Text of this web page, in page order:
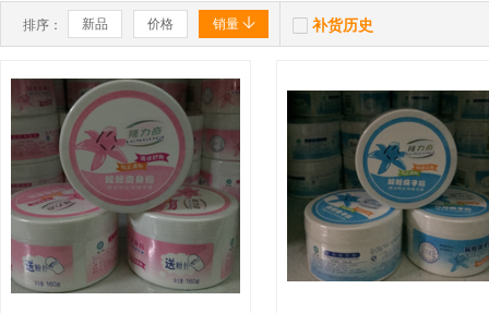
排序： 新品 价格 销量   补货历史